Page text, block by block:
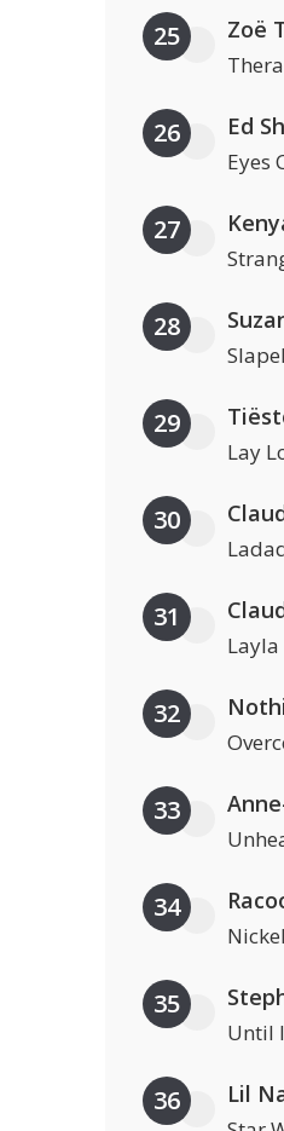
25 Zoë
26 Ed
Eyes
27
28
29
Lay
30
31
Layla
32
33
34
35
Until
36 Lil